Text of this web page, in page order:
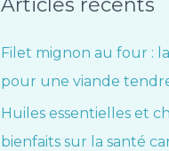
Filet mignon au four :
pour une viande
Huiles essentielles et
bienfaits sur la santé